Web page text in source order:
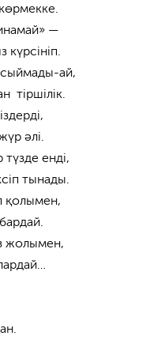
—
ай,
тіршілік.
әлі.
енді,
тынады.
қолымен,
жолымен,